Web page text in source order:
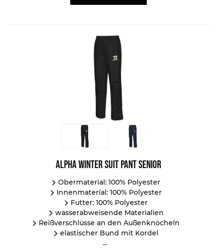
Alpha Winter Suit Pant Senior
Obermaterial: 100% Polyester
Innenmaterial: 100% Polyester
Futter: 100% Polyester
wasserabweisende Materialien
Reißverschlüsse an den Außenknöcheln
elastischer Bund mit Kordel
...